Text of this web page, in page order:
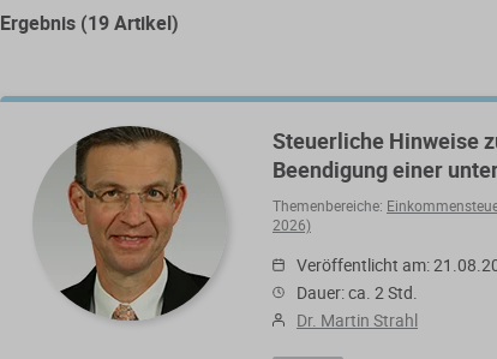
Ergebnis (19 Artikel)
Steuerliche Hinweise
Beendigung einer
Themenbereiche:
2026)
Veröffentlicht am:
Dauer: ca. 2 Std.
Dr. Martin Strahl